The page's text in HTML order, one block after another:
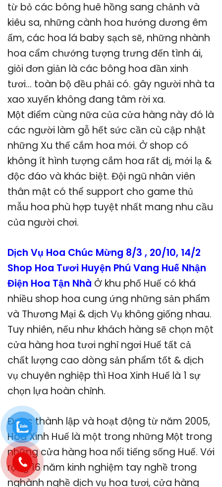
từ bỏ các bông huê hồng sang chảnh và
kiêu sa, những cành hoa hướng dương êm
ấm, các hoa lá baby sạch sẽ, những nhành
hoa cẩm chướng tượng trưng đến tình ái,
giỏi đơn giản là các bông hoa đần xinh
tươi… toàn bộ đều phải có. gây người nhà ta
xao xuyến không đang tâm rời xa.
Một điểm cùng nữa của cửa hàng này đó là
các người làm gỗ hết sức cần cù cập nhật
những Xu thế cắm hoa mới. Ở shop có
không ít hình tượng cắm hoa rất dị, mới lạ &
độc đáo và khác biệt. Đội ngũ nhân viên
thân mật có thể support cho game thủ
mẫu hoa phù hợp tuyệt nhất mang nhu cầu
của người chơi.
Dịch Vụ Hoa Chúc Mừng 8/3 , 20/10, 14/2
Shop Hoa Tươi Huyện Phú Vang Huế Nhận
Điện Hoa Tận Nhà Ở khu phố Huế có khá
nhiều shop hoa cung ứng những sản phẩm
và Thương Mại & dịch Vụ không giống nhau.
Tuy nhiên, nếu như khách hàng sẽ chọn một
cửa hàng hoa tươi nghỉ ngơi Huế tất cả
chất lượng cao dòng sản phẩm tốt & dịch
vụ chuyên nghiệp thì Hoa Xinh Huế là 1 sự
chọn lựa hoàn chỉnh.
Được thành lập và hoạt động từ năm 2005,
Hoa Xinh Huế là một trong những Một trong
những cửa hàng hoa nổi tiếng sống Huế. Với
rộng 16 năm kinh nghiệm tay nghề trong
nghành nghề dịch vụ hoa tươi, cửa hàng